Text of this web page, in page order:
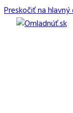
Preskočiť na hlavný